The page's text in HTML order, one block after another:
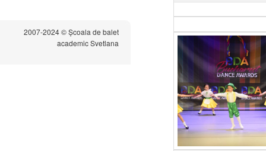
2007-2024 © Școala de balet
academic Svetlana